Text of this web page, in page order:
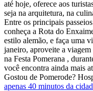
até hoje, oferece aos
seja na arquitetura, na
Entre os principais
conheça a Rota do
estilo alemão, e faça uma
janeiro, aproveite a viagem
na Festa Pomerana ,
você encontra ainda mais
Gostou de Pomerode?
apenas 40 minutos da